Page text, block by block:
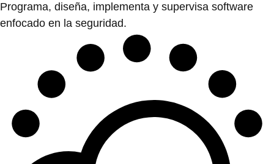
Programa, diseña, implementa y supervisa software
enfocado en la seguridad.